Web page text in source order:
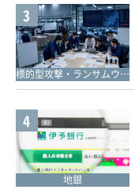
3
標的型攻撃・ランサムウェア対策
4
地銀